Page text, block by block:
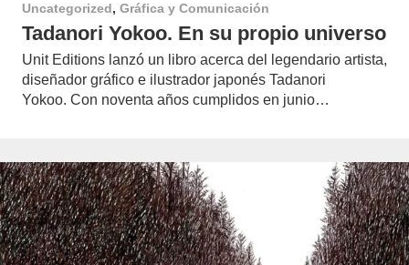
Uncategorized, Gráfica y Comunicación
Tadanori Yokoo. En su propio universo
Unit Editions lanzó un libro acerca del legendario artista,
diseñador gráfico e ilustrador japonés Tadanori
Yokoo. Con noventa años cumplidos en junio…